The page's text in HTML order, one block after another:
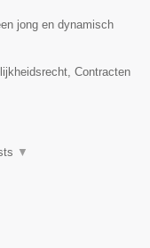
jong en dynamisch
Contracten
▼